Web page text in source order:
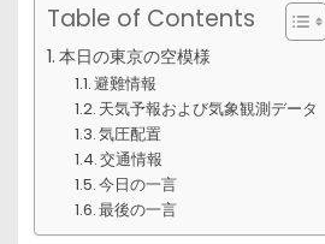
Table of Contents
本日の東京の空模様
避難情報
天気予報および気象観測データ
気圧配置
交通情報
今日の一言
最後の一言